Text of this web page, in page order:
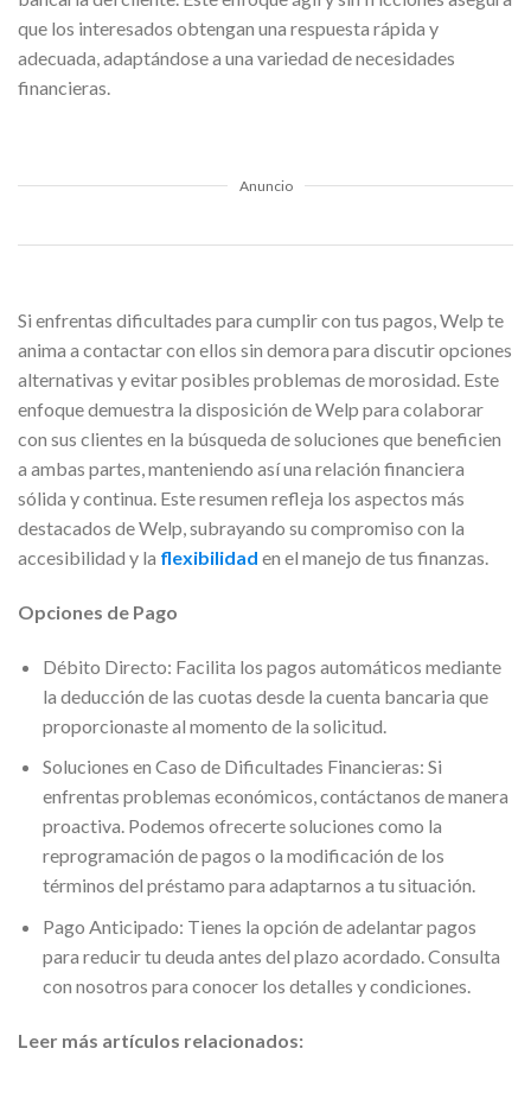
que los interesados obtengan una respuesta rápida y
adecuada, adaptándose a una variedad de necesidades
financieras.
Anuncio
Si enfrentas dificultades para cumplir con tus pagos, Welp te
anima a contactar con ellos sin demora para discutir opciones
alternativas y evitar posibles problemas de morosidad. Este
enfoque demuestra la disposición de Welp para colaborar
con sus clientes en la búsqueda de soluciones que beneficien
a ambas partes, manteniendo así una relación financiera
sólida y continua. Este resumen refleja los aspectos más
destacados de Welp, subrayando su compromiso con la
accesibilidad y la flexibilidad en el manejo de tus finanzas.
Opciones de Pago
Débito Directo: Facilita los pagos automáticos mediante
la deducción de las cuotas desde la cuenta bancaria que
proporcionaste al momento de la solicitud.
Soluciones en Caso de Dificultades Financieras: Si
enfrentas problemas económicos, contáctanos de manera
proactiva. Podemos ofrecerte soluciones como la
reprogramación de pagos o la modificación de los
términos del préstamo para adaptarnos a tu situación.
Pago Anticipado: Tienes la opción de adelantar pagos
para reducir tu deuda antes del plazo acordado. Consulta
con nosotros para conocer los detalles y condiciones.
Leer más artículos relacionados: